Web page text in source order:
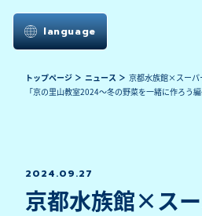
language
トップページ ニュース
京都水族館×スーパ
「京の里山教室2024～冬の野菜を一緒に作ろう
2024.09.27
京都水族館×ス